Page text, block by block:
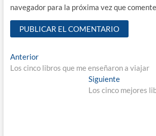
navegador para la próxima vez que
Navegación
de
AnteriorEntrada
anterior:
Los cinco libros que me enseñaron a viajar
SiguienteEntrada
siguiente:
Los cinco mejores